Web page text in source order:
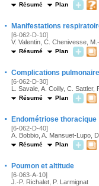
Résumé Plan
· Manifestations
[6-062-D-10]
V. Valentin, C. Chenivesse,
Résumé Plan
· Complications
[6-062-D-30]
L. Savale, A. Coilly, C.
Résumé Plan
· Endométriose thoracique
[6-062-D-40]
A. Bobbio, A. Mansuet-Lupo,
Résumé Plan
· Poumon et altitude
[6-063-A-10]
J.-P. Richalet, P. Larmignat